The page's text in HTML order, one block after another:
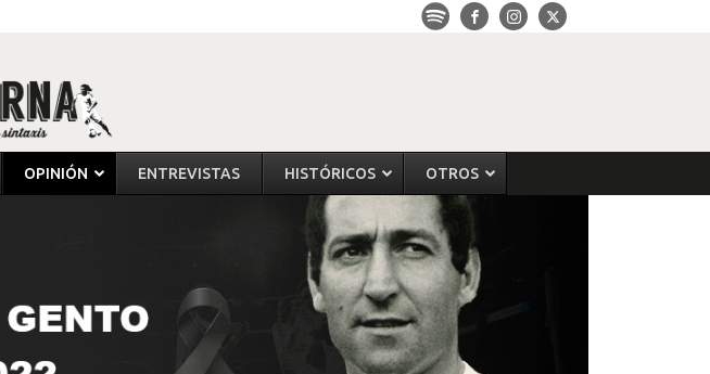
OPINIÓN ENTREVISTAS HISTÓRICOS OTROS